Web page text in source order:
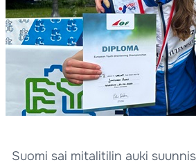
Suomi sai mitalitilin auki